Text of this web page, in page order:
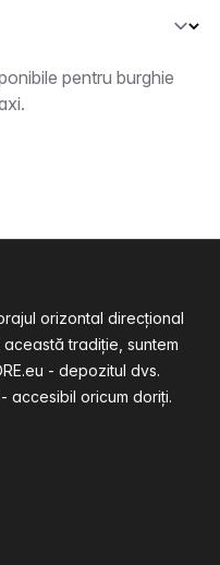
pentru burghie
orizontal direcțional
tradiție, suntem
- depozitul dvs.
accesibil oricum doriți.